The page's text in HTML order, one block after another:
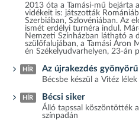
2013 óta a Tamási-mű bejárta
vidékeit is: játszották
Szerbiában, Szlovéniában. Az
ismét erdélyi turnéra indul.
Nemzeti Színházban látható a
szülőfalujában, a Tamási Áron
én Székelyudvarhelyen, 23-án
HÍR Az újrakezdés
Bécsbe készül a Vitéz lélek
HÍR Bécsi siker
Álló tapssal köszöntötték
színpadán